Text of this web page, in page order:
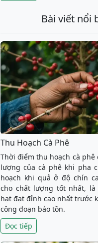
Bài viết nổi
Thu Hoạch Cà Phê
Thời điểm thu hoạch cà
lượng của cà phê khi pha
hoạch khi quả ở độ chín
cho chất lượng tốt nhất, là
hạt đạt đỉnh cao nhất trước
công đoạn bảo tồn.
Đọc tiếp